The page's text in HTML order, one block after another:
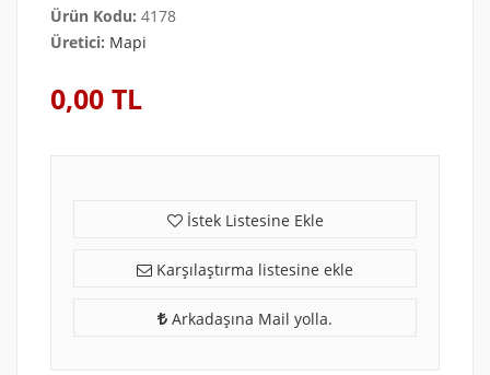
Ürün Kodu: 4178
Üretici: Mapi
0,00 TL
İstek Listesine Ekle
Karşılaştırma listesine ekle
Arkadaşına Mail yolla.